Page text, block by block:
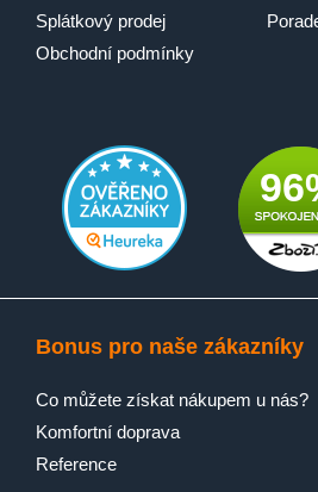
Splátkový prodej
Obchodní podmínky
Bonus pro naše zákazníky
Co můžete získat nákupem u nás?
Komfortní doprava
Reference